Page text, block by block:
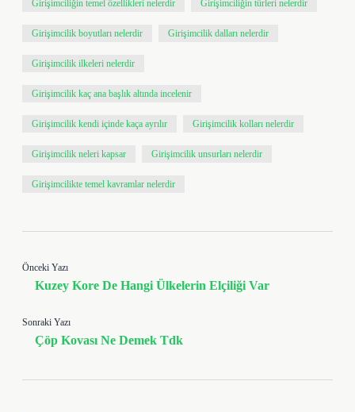
Girişimciliğin temel özellikleri nelerdir Girişimciliğin türleri nelerdir
Girişimcilik boyutları nelerdir Girişimcilik dalları nelerdir
Girişimcilik ilkeleri nelerdir
Girişimcilik kaç ana başlık altında incelenir
Girişimcilik kendi içinde kaça ayrılır Girişimcilik kolları nelerdir
Girişimcilik neleri kapsar Girişimcilik unsurları nelerdir
Girişimcilikte temel kavramlar nelerdir
Önceki Yazı
Kuzey Kore De Hangi Ülkelerin Elçiliği Var
Sonraki Yazı
Çöp Kovası Ne Demek Tdk